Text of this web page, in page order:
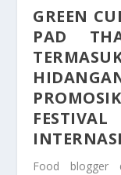
GREEN
PAD
Food blogger